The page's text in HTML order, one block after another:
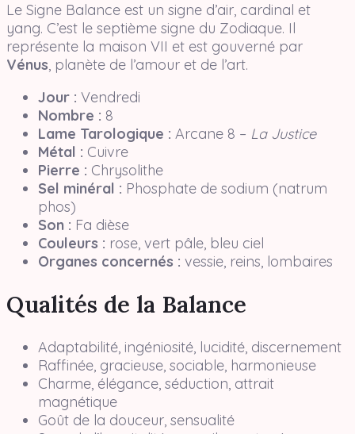
Le Signe Balance est un signe d’air, cardinal et
yang. C’est le septième signe du Zodiaque. Il
représente la maison VII et est gouverné par
Vénus, planète de l’amour et de l’art.
Jour : Vendredi
Nombre : 8
Lame Tarologique : Arcane 8 – La Justice
Métal : Cuivre
Pierre : Chrysolithe
Sel minéral : Phosphate de sodium (natrum
phos)
Son : Fa dièse
Couleurs : rose, vert pâle, bleu ciel
Organes concernés : vessie, reins, lombaires
Qualités de la Balance
Adaptabilité, ingéniosité, lucidité, discernement
Raffinée, gracieuse, sociable, harmonieuse
Charme, élégance, séduction, attrait
magnétique
Goût de la douceur, sensualité